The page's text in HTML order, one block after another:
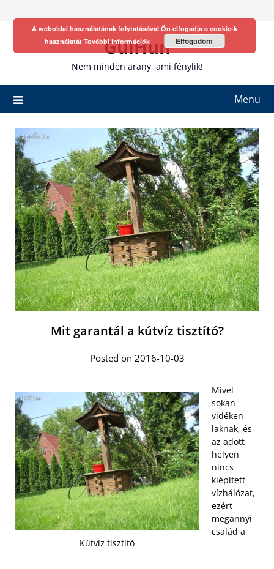
GulHun
Nem minden arany, ami fénylik!
Menu
Mit garantál a kútvíz tisztító?
Posted on 2016-10-03
Kútvíz tisztító
Mivel
sokan
vidéken
laknak, és
az adott
helyen
nincs
kiépített
vízhálózat,
ezért
megannyi
család a
A weboldal használatának folytatásával Ön elfogadja a cookie-k
használatát További információk Elfogadom